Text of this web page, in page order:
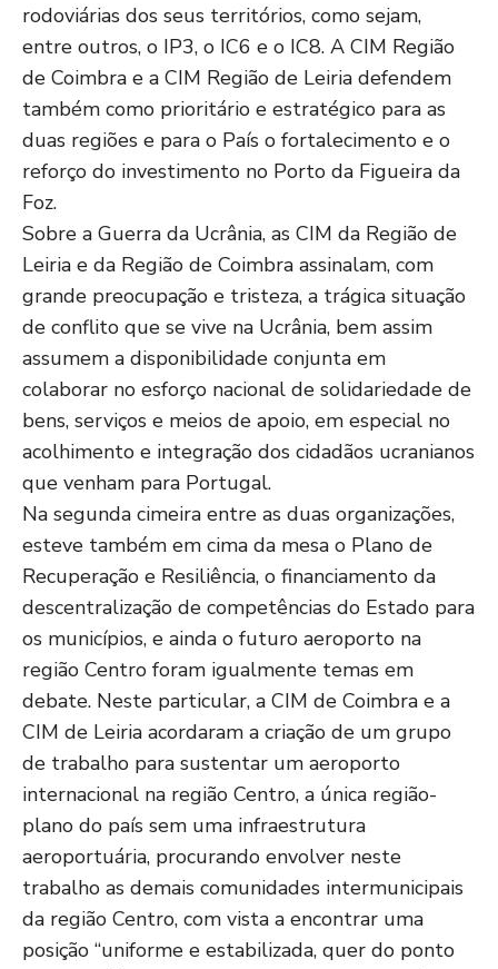
rodoviárias dos seus territórios, como sejam,
entre outros, o IP3, o IC6 e o IC8. A CIM Região
de Coimbra e a CIM Região de Leiria defendem
também como prioritário e estratégico para as
duas regiões e para o País o fortalecimento e o
reforço do investimento no Porto da Figueira da
Foz.
Sobre a Guerra da Ucrânia, as CIM da Região de
Leiria e da Região de Coimbra assinalam, com
grande preocupação e tristeza, a trágica situação
de conflito que se vive na Ucrânia, bem assim
assumem a disponibilidade conjunta em
colaborar no esforço nacional de solidariedade de
bens, serviços e meios de apoio, em especial no
acolhimento e integração dos cidadãos ucranianos
que venham para Portugal.
Na segunda cimeira entre as duas organizações,
esteve também em cima da mesa o Plano de
Recuperação e Resiliência, o financiamento da
descentralização de competências do Estado para
os municípios, e ainda o futuro aeroporto na
região Centro foram igualmente temas em
debate. Neste particular, a CIM de Coimbra e a
CIM de Leiria acordaram a criação de um grupo
de trabalho para sustentar um aeroporto
internacional na região Centro, a única região-
plano do país sem uma infraestrutura
aeroportuária, procurando envolver neste
trabalho as demais comunidades intermunicipais
da região Centro, com vista a encontrar uma
posição “uniforme e estabilizada, quer do ponto